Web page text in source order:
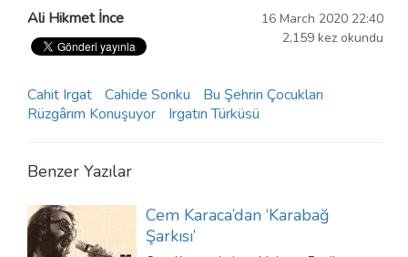
16 March 2020 22:40
2,159 kez okundu
Ali Hikmet İnce
Cahit Irgat Cahide Sonku
Bu Şehrin Çocukları
Rüzgârım Konuşuyor
Irgatın Türküsü
Benzer Yazılar
Cem Karaca’dan ‘Karabağ
Şarkısı’